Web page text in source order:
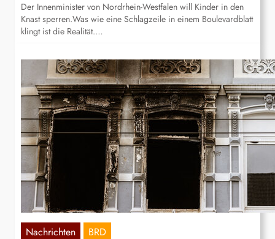
Der Innenminister von Nordrhein-Westfalen will Kinder in den
Knast sperren.Was wie eine Schlagzeile in einem Boulevardblatt
klingt ist die Realität.…
Nachrichten BRD